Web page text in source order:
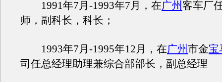
1991年7月-1993年7月，在广州客车厂
师，副科长，科长；
1993年7月-1995年12月，在广州市金宝
司任总经理助理兼综合部部长，副总经理